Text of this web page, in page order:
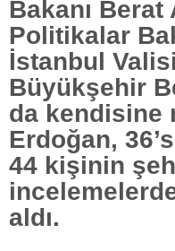
Bakanı
Politikalar
İstanbul
Büyükşehir
da kendisine
Erdoğan,
44 kişinin
aldı.